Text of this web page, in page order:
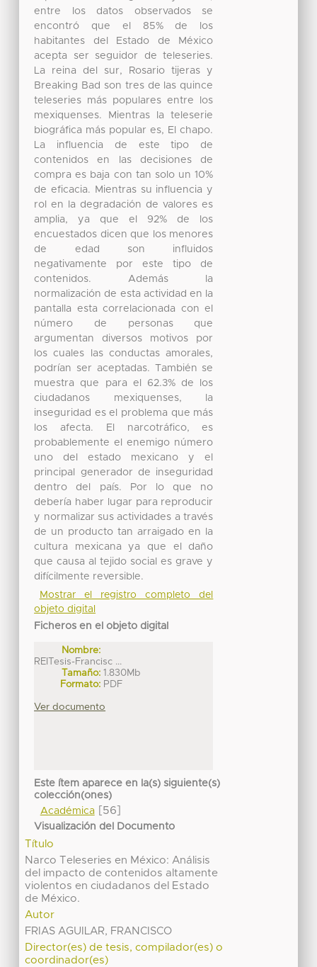
entre los datos observados se
encontró que el 85% de los
habitantes del Estado de México
acepta ser seguidor de teleseries.
La reina del sur, Rosario tijeras y
Breaking Bad son tres de las quince
teleseries más populares entre los
mexiquenses. Mientras la teleserie
biográfica más popular es, El chapo.
La influencia de este tipo de
contenidos en las decisiones de
compra es baja con tan solo un 10%
de eficacia. Mientras su influencia y
rol en la degradación de valores es
amplia, ya que el 92% de los
encuestados dicen que los menores
de edad son influidos
negativamente por este tipo de
contenidos. Además la
normalización de esta actividad en la
pantalla esta correlacionada con el
número de personas que
argumentan diversos motivos por
los cuales las conductas amorales,
podrían ser aceptadas. También se
muestra que para el 62.3% de los
ciudadanos mexiquenses, la
inseguridad es el problema que más
los afecta. El narcotráfico, es
probablemente el enemigo número
uno del estado mexicano y el
principal generador de inseguridad
dentro del país. Por lo que no
debería haber lugar para reproducir
y normalizar sus actividades a través
de un producto tan arraigado en la
cultura mexicana ya que el daño
que causa al tejido social es grave y
difícilmente reversible.
Mostrar el registro completo del
objeto digital
Ficheros en el objeto digital
Nombre:
REITesis-Francisc ...
Tamaño: 1.830Mb
Formato: PDF
Ver documento
Este ítem aparece en la(s) siguiente(s)
colección(ones)
Académica[56]
Visualización del Documento
Título
Narco Teleseries en México: Análisis
del impacto de contenidos altamente
violentos en ciudadanos del Estado
de México.
Autor
FRIAS AGUILAR, FRANCISCO
Director(es) de tesis, compilador(es) o
coordinador(es)